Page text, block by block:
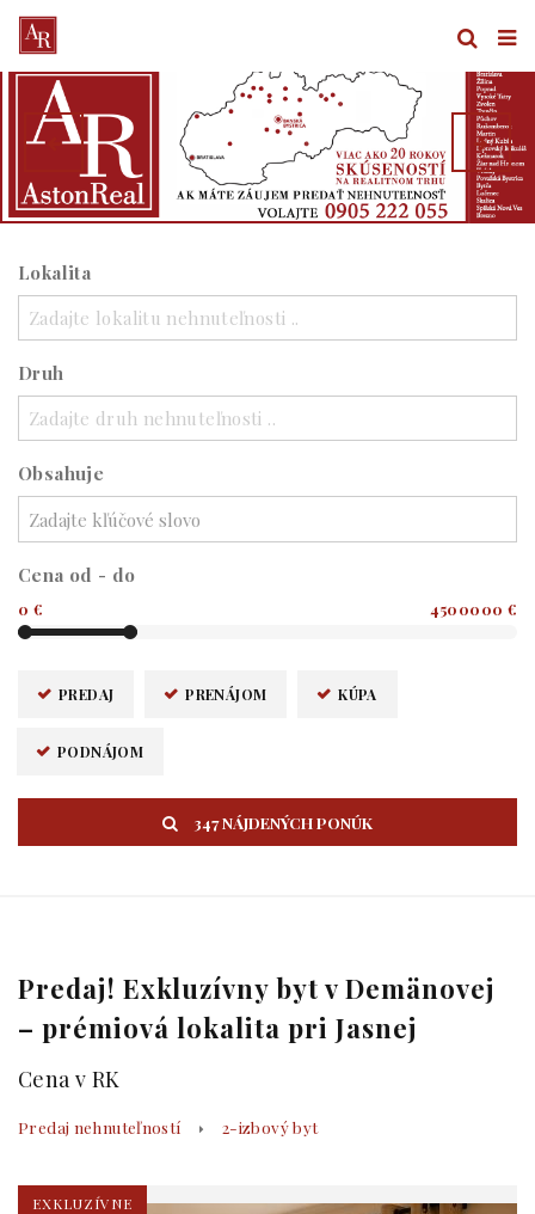
Lokalita
Zadajte lokalitu nehnuteľnosti ..
Druh
Zadajte druh nehnuteľnosti ..
Obsahuje
Cena od - do
0 € 4500000 €
PREDAJ PRENÁJOM KÚPA
PODNÁJOM
347 NÁJDENÝCH PONÚK
Predaj! Exkluzívny byt v Demänovej
– prémiová lokalita pri Jasnej
Cena v RK
Predaj nehnuteľností 2-izbový byt
EXKLUZÍVNE